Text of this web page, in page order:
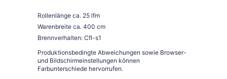
Rollenlänge ca. 25 lfm
Warenbreite ca. 400 cm
Brennverhalten: Cfl-s1